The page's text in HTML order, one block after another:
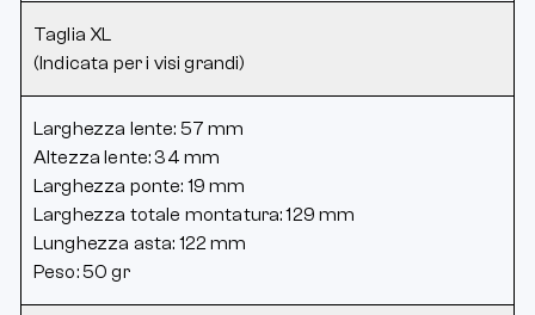
Taglia XL
(Indicata per i visi grandi)
Larghezza lente: 57 mm
Altezza lente: 34 mm
Larghezza ponte: 19 mm
Larghezza totale montatura: 129 mm
Lunghezza asta: 122 mm
Peso: 50 gr